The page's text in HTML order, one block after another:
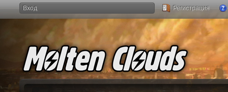
Вход Регистрация